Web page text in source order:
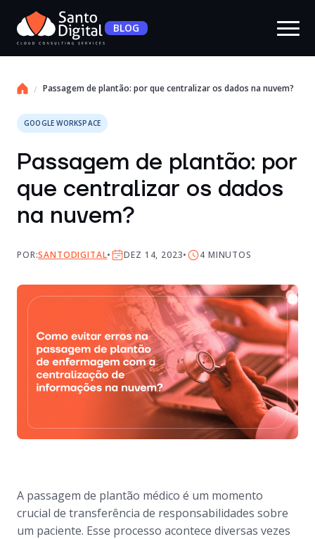
BLOG
Passagem de plantão: por que centralizar os dados na nuvem?
GOOGLE WORKSPACE
Passagem de plantão: por
que centralizar os dados
na nuvem?
POR:SANTODIGITAL DEZ 14, 2023 4 MINUTOS
A passagem de plantão médico é um momento
crucial de transferência de responsabilidades sobre
um paciente. Esse processo acontece diversas vezes